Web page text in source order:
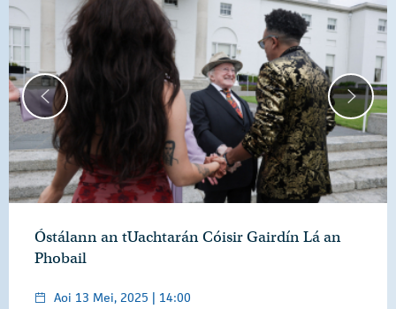
Óstálann an tUachtarán Cóisir Gairdín Lá an
Phobail
Aoi 13 Mei, 2025 | 14:00